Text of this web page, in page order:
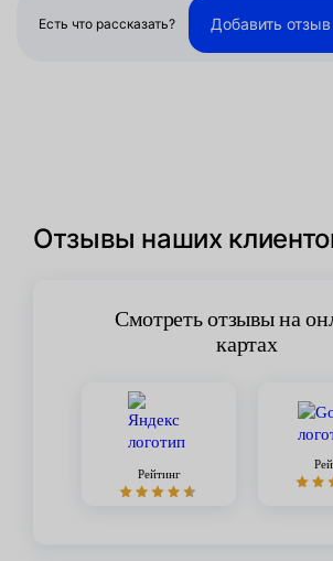
Есть что рассказать? Добавить отзыв
Отзывы наших
Смотреть отзывы на
картах
Рейтинг